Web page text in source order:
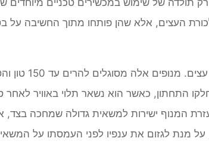
העצים, אלא שהן פותחו מתוך החשיבה על
כיום משתמשים במנופי
התחתון, כאשר הוא נשאר תלוי באוויר לאחר
המנוף ישירות למשאית גדולה שמחכה בצד,
מנת לגזום את ענפיו לפני העמסתו על